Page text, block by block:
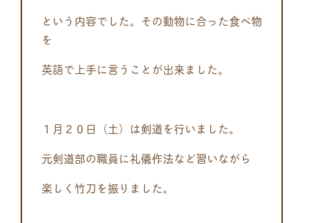
という内容でした。その動物に合った食べ物
を
英語で上手に言うことが出来ました。
１月２０日（土）は剣道を行いました。
元剣道部の職員に礼儀作法など習いながら
楽しく竹刀を振りました。